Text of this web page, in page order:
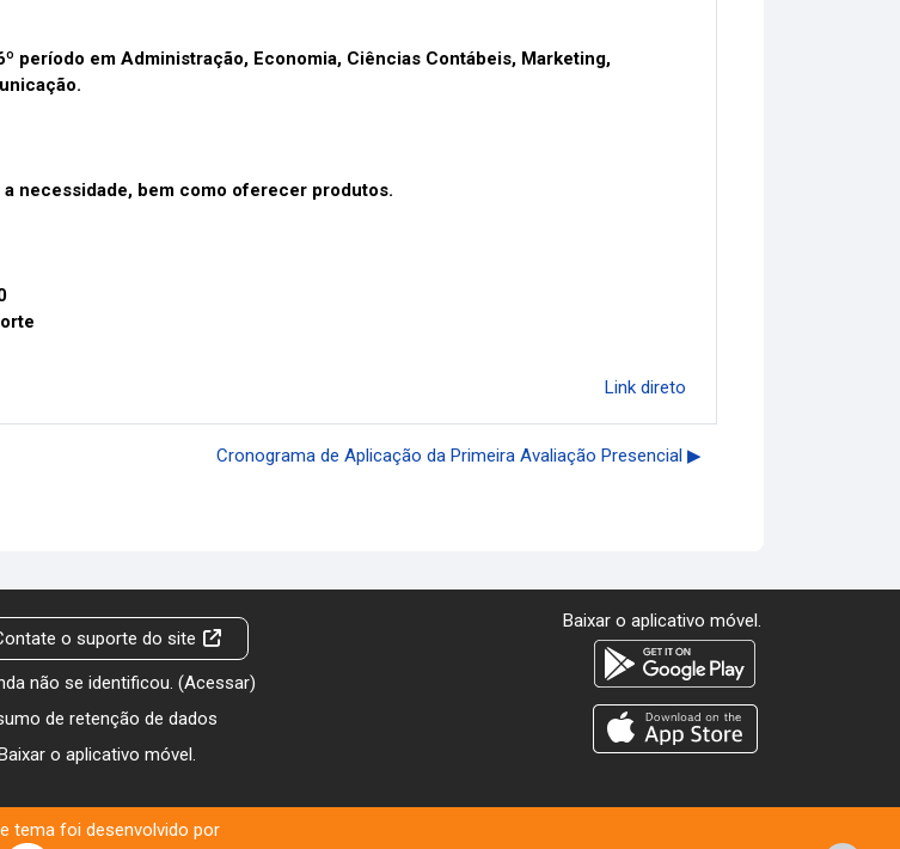
período em Administração, Economia, Ciências Contábeis, Marketing,
necessidade, bem como oferecer produtos.
Link direto
Cronograma de Aplicação da Primeira Avaliação Presencial ▶︎
o suporte do site
não se identificou. (Acessar)
de retenção de dados
o aplicativo móvel.
Baixar o aplicativo móvel.
tema foi desenvolvido por